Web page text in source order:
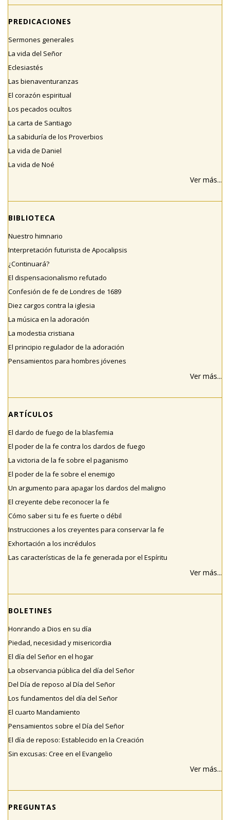
PREDICACIONES
Sermones generales
La vida del Señor
Eclesiastés
Las bienaventuranzas
El corazón espiritual
Los pecados ocultos
La carta de Santiago
La sabiduría de los Proverbios
La vida de Daniel
La vida de Noé
Ver más...
BIBLIOTECA
Nuestro himnario
Interpretación futurista de Apocalipsis
¿Continuará?
El dispensacionalismo refutado
Confesión de fe de Londres de 1689
Diez cargos contra la iglesia
La música en la adoración
La modestia cristiana
El principio regulador de la adoración
Pensamientos para hombres jóvenes
Ver más...
ARTÍCULOS
El dardo de fuego de la blasfemia
El poder de la fe contra los dardos de fuego
La victoria de la fe sobre el paganismo
El poder de la fe sobre el enemigo
Un argumento para apagar los dardos del maligno
El creyente debe reconocer la fe
Cómo saber si tu fe es fuerte o débil
Instrucciones a los creyentes para conservar la fe
Exhortación a los incrédulos
Las características de la fe generada por el Espíritu
Ver más...
BOLETINES
Honrando a Dios en su día
Piedad, necesidad y misericordia
El día del Señor en el hogar
La observancia pública del día del Señor
Del Día de reposo al Día del Señor
Los fundamentos del día del Señor
El cuarto Mandamiento
Pensamientos sobre el Día del Señor
El día de reposo: Establecido en la Creación
Sin excusas: Cree en el Evangelio
Ver más...
PREGUNTAS